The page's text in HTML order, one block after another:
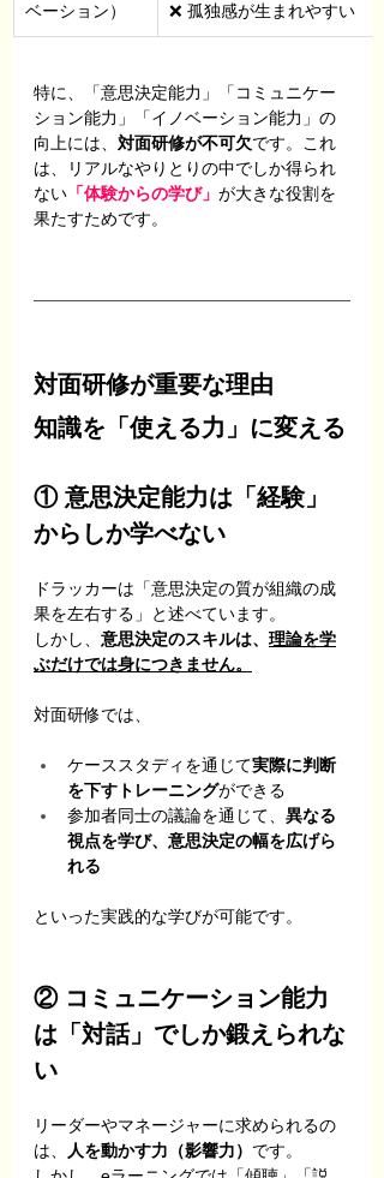
ベーション）
❌ 孤独感が生まれやすい
特に、「意思決定能力」「コミュニケー
ション能力」「イノベーション能力」の
向上には、 対面研修が不可欠です。これ
は、リアルなやりとりの中でしか得られ
ない 「体験からの学び」 が大きな役割を
果たすためです。
対面研修が重要な理由
知識を「使える力」に変える
① 意思決定能力は「経験」
からしか学べない
ドラッカーは「意思決定の質が組織の成
果を左右する」と述べています。
しかし、 意思決定のスキルは、 理論を学
ぶだけでは身につきません。
対面研修では、
ケーススタディを通じて実際に判断
を下すトレーニングができる
参加者同士の議論を通じて、 異なる
視点を学び、意思決定の幅を広げら
れる
といった実践的な学びが可能です。
② コミュニケーション能力
は「対話」でしか鍛えられな
い
リーダーやマネージャーに求められるの
は、
人を動かす力（影響力） です。